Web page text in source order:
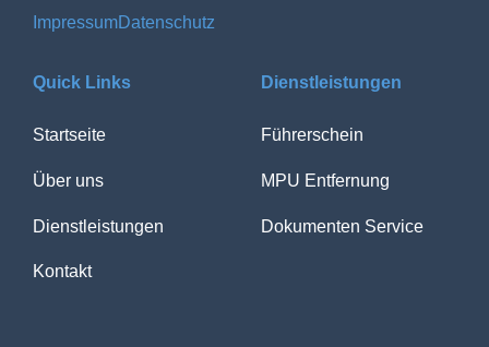
ImpressumDatenschutz
Quick Links
Startseite
Über uns
Dienstleistungen
Kontakt
Dienstleistungen
Führerschein
MPU Entfernung
Dokumenten Service